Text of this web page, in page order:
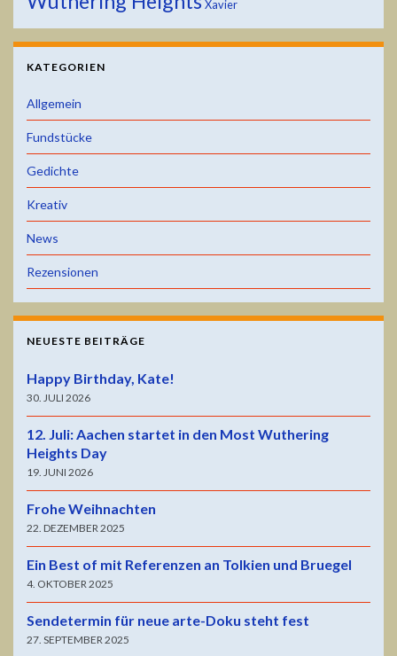
Xavier
KATEGORIEN
Allgemein
Fundstücke
Gedichte
Kreativ
News
Rezensionen
NEUESTE BEITRÄGE
Happy Birthday, Kate!
30. JULI 2026
12. Juli: Aachen startet in den Most Wuthering
Heights Day
19. JUNI 2026
Frohe Weihnachten
22. DEZEMBER 2025
Ein Best of mit Referenzen an Tolkien und Bruegel
4. OKTOBER 2025
Sendetermin für neue arte-Doku steht fest
27. SEPTEMBER 2025